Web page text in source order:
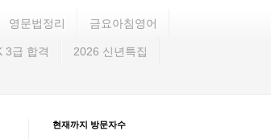
영문법정리 금요아침영어
3급 합격 2026 신년특집
현재까지 방문자수